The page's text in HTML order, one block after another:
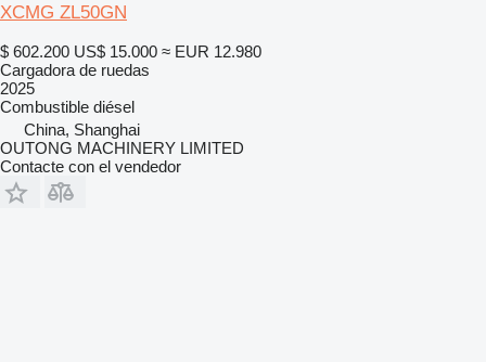
XCMG ZL50GN
$ 602.200 US$ 15.000 ≈ EUR 12.980
Cargadora de ruedas
2025
Combustible diésel
China, Shanghai
OUTONG MACHINERY LIMITED
Contacte con el vendedor